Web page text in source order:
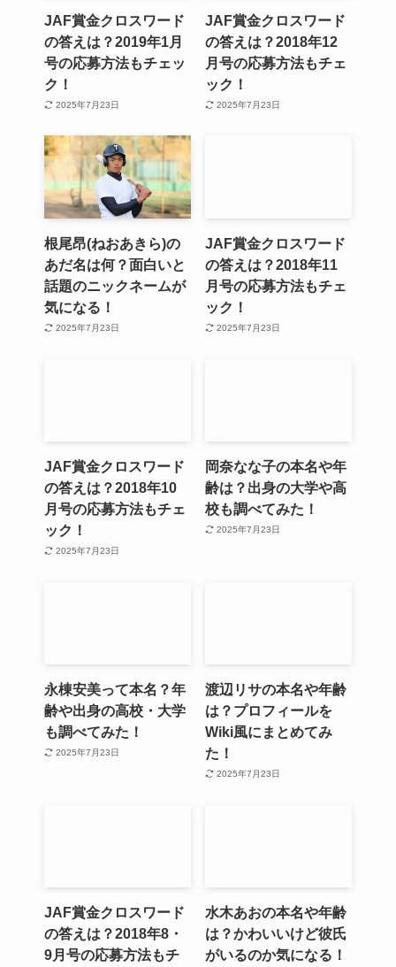
JAF賞金クロスワード
の答えは？2019年1月
号の応募方法もチェッ
ク！
2025年7月23日
JAF賞金クロスワード
の答えは？2018年12
月号の応募方法もチェ
ック！
2025年7月23日
根尾昂(ねおあきら)の
あだ名は何？面白いと
話題のニックネームが
気になる！
2025年7月23日
JAF賞金クロスワード
の答えは？2018年11
月号の応募方法もチェ
ック！
2025年7月23日
JAF賞金クロスワード
の答えは？2018年10
月号の応募方法もチェ
ック！
2025年7月23日
岡奈なな子の本名や年
齢は？出身の大学や高
校も調べてみた！
2025年7月23日
永棟安美って本名？年
齢や出身の高校・大学
も調べてみた！
2025年7月23日
渡辺リサの本名や年齢
は？プロフィールを
Wiki風にまとめてみ
た！
2025年7月23日
JAF賞金クロスワード
の答えは？2018年8・
9月号の応募方法もチ
水木あおの本名や年齢
は？かわいいけど彼氏
がいるのか気になる！